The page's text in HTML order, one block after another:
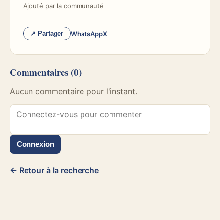
Ajouté par la communauté
↗ Partager WhatsAppX
Commentaires (0)
Aucun commentaire pour l'instant.
Connexion
← Retour à la recherche